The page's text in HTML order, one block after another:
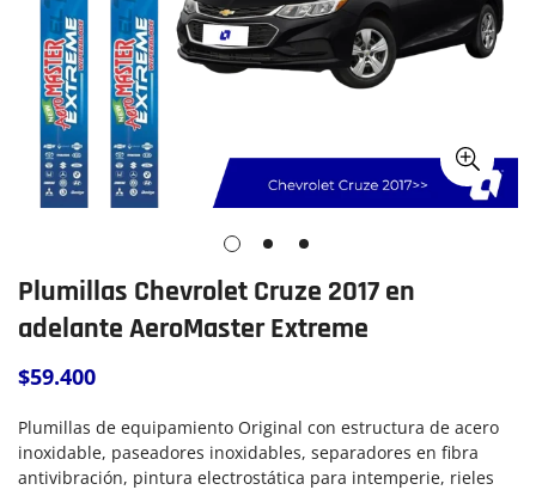
Plumillas Chevrolet Cruze 2017 en
adelante AeroMaster Extreme
Precio
$59.400
Plumillas de equipamiento Original con estructura de acero
inoxidable, paseadores inoxidables, separadores en fibra
antivibración, pintura electrostática para intemperie, rieles